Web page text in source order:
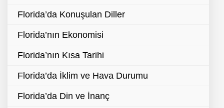
Florida’da Konuşulan Diller
Florida’nın Ekonomisi
Florida’nın Kısa Tarihi
Florida’da İklim ve Hava Durumu
Florida’da Din ve İnanç